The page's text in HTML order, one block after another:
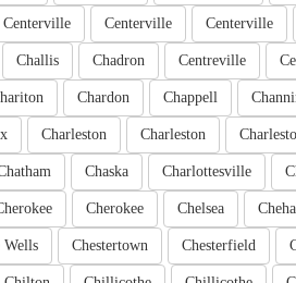
Centerville
Centerville
Centerville
Centreville
Chadron
Challis
Chappell
Chardon
Charleston
Charleston
Charlottesville
Chaska
Chelsea
Cherokee
Chesterfield
Chestertown
Wells